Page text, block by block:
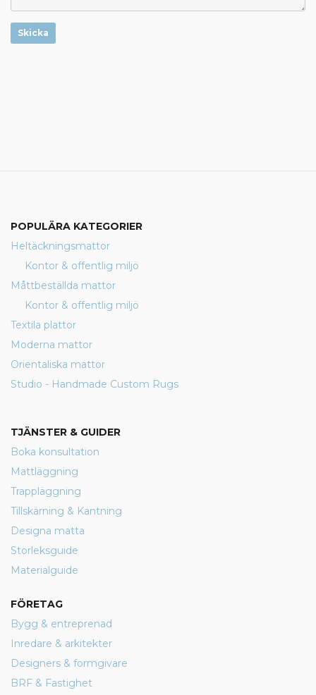
Skicka
POPULÄRA KATEGORIER
Heltäckningsmattor
Kontor & offentlig miljö
Måttbeställda mattor
Kontor & offentlig miljö
Textila plattor
Moderna mattor
Orientaliska mattor
Studio - Handmade Custom Rugs
TJÄNSTER & GUIDER
Boka konsultation
Mattläggning
Trappläggning
Tillskärning & Kantning
Designa matta
Storleksguide
Materialguide
FÖRETAG
Bygg & entreprenad
Inredare & arkitekter
Designers & formgivare
BRF & Fastighet